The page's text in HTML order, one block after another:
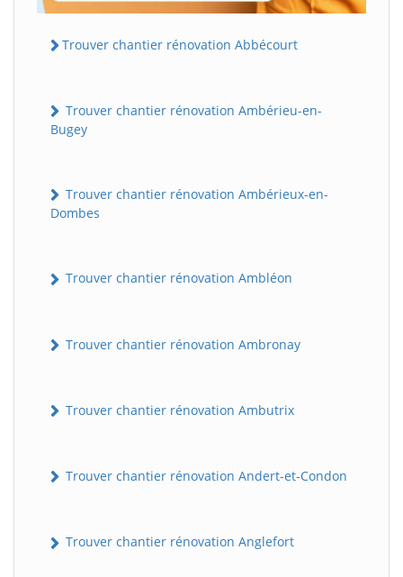
Trouver chantier rénovation Abbécourt
Trouver chantier rénovation Ambérieu-en-
Bugey
Trouver chantier rénovation Ambérieux-en-
Dombes
Trouver chantier rénovation Ambléon
Trouver chantier rénovation Ambronay
Trouver chantier rénovation Ambutrix
Trouver chantier rénovation Andert-et-Condon
Trouver chantier rénovation Anglefort